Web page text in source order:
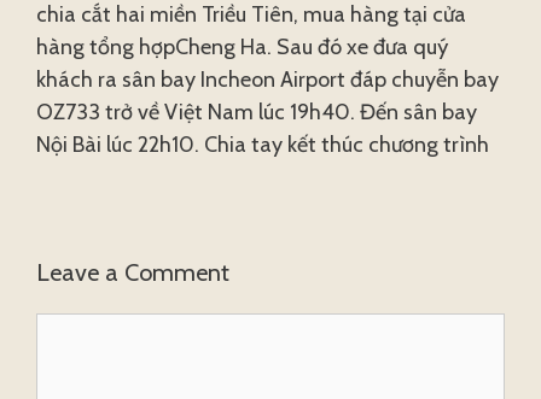
chia cắt hai miền Triều Tiên, mua hàng tại cửa
hàng tổng hợpCheng Ha. Sau đó xe đưa quý
khách ra sân bay Incheon Airport đáp chuyễn bay
OZ733 trở về Việt Nam lúc 19h40. Đến sân bay
Nội Bài lúc 22h10. Chia tay kết thúc chương trình
Leave a Comment